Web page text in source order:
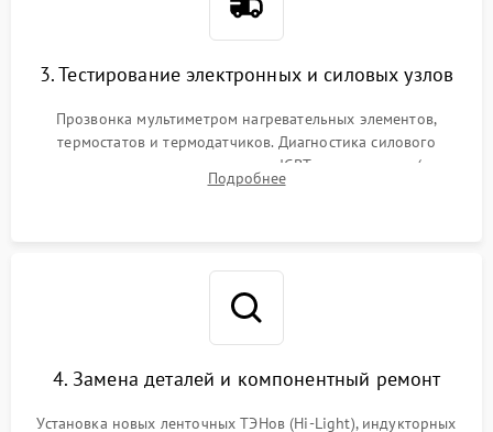
3. Тестирование электронных и силовых узлов
Прозвонка мультиметром нагревательных элементов,
термостатов и термодатчиков. Диагностика силового
модуля, реле, диодных мостов и IGBT-транзисторов (для
индукции). Проверка кранов и газ-контроля (для газовых
Подробнее
4. Замена деталей и компонентный ремонт
Установка новых ленточных ТЭНов (Hi-Light), индукторных